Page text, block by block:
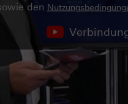
den